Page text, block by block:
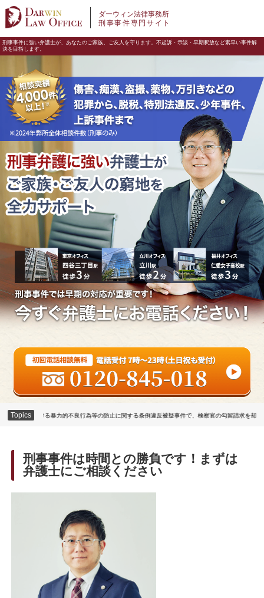
刑事事件に強い弁護士が、あなたのご家族、ご友人を守ります。不起訴・示談・早期釈放など素早い事件解
決を目指します。
ダーウィン法律事務所
刑事事件専門サイト
Topics
行為等の防止に関する条例違反被疑事件で、検察官の勾留請求を却下」（令和８年７月）
刑事事件は時間との勝負です！まずは
弁護士にご相談ください